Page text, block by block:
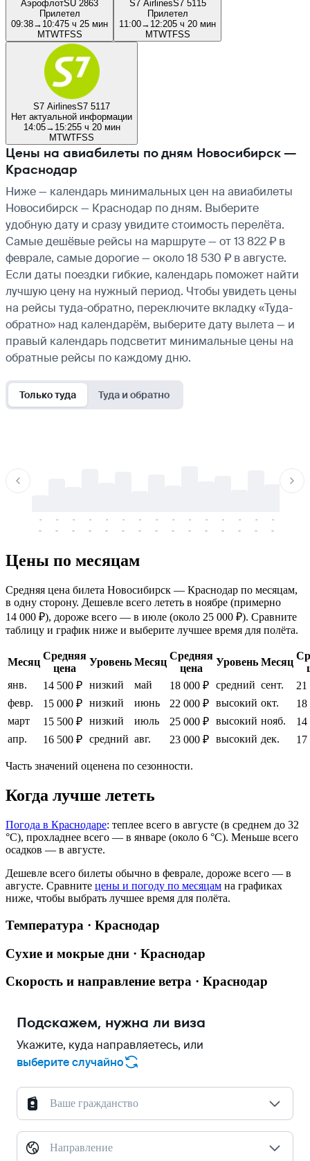
АэрофлотSU 2863
Прилетел
09:38→ 10:475 ч 25 мин
MTWTFSS
S7 AirlinesS7 5115
Прилетел
11:00→ 12:205 ч 20 мин
MTWTFSS
S7 AirlinesS7 5117
Нет актуальной информации
14:05→ 15:255 ч 20 мин
MTWTFSS
Цены на авиабилеты по дням Новосибирск —
Краснодар
Ниже — календарь минимальных цен на авиабилеты
Новосибирск — Краснодар по дням. Выберите
удобную дату и сразу увидите стоимость перелёта.
Самые дешёвые рейсы на маршруте — от 13 822 ₽ в
феврале, самые дорогие — около 18 530 ₽ в августе.
Если даты поездки гибкие, календарь поможет найти
лучшую цену на нужный период. Чтобы увидеть цены
на рейсы туда-обратно, переключите вкладку «Туда-
обратно» над календарём, выберите дату вылета — и
правый календарь подсветит минимальные цены на
обратные рейсы по каждому дню.
Только туда Туда и обратно
-
-
-
-
-
-
-
-
-
-
-
-
-
-
-
-
-
-
-
-
-
-
-
-
-
-
-
-
-
-
Цены по месяцам
Средняя цена билета Новосибирск — Краснодар по месяцам,
в одну сторону. Дешевле всего лететь в ноябре (примерно
14 000 ₽), дороже всего — в июле (около 25 000 ₽). Сравните
таблицу и график ниже и выберите лучшее время для полёта.
Месяц
Средняя
цена
Уровень Месяц
Средняя
цена
Уровень Месяц
янв.
14 500 ₽ низкий май 18 000 ₽ средний сент.
21
февр.
15 000 ₽ низкий июнь 22 000 ₽ высокий окт.
18
март
15 500 ₽ низкий июль 25 000 ₽ высокий нояб.
14
апр.
16 500 ₽ средний авг. 23 000 ₽ высокий дек. 17
Часть значений оценена по сезонности.
Когда лучше лететь
Погода в Краснодаре: теплее всего в августе (в среднем до 32
°C), прохладнее всего — в январе (около 6 °C). Меньше всего
осадков — в августе.
Дешевле всего билеты обычно в феврале, дороже всего — в
августе. Сравните цены и погоду по месяцам на графиках
ниже, чтобы выбрать лучшее время для полёта.
Температура · Краснодар
Сухие и мокрые дни · Краснодар
Скорость и направление ветра · Краснодар
Подскажем, нужна ли виза
Укажите, куда направляетесь, или
выберите случайно
Ваше гражданство
Направление